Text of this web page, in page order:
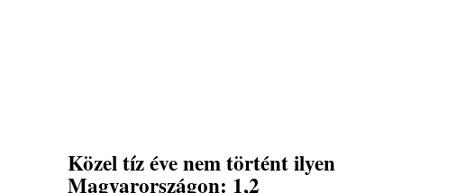
Közel tíz éve nem történt ilyen
Magyarországon: 1,2